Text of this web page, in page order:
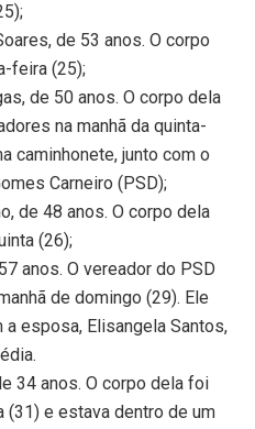
de 53 anos. O corpo
feira (25);
de 50 anos. O corpo dela
na manhã da quinta-
caminhonete, junto com o
Carneiro (PSD);
de 48 anos. O corpo dela
(26);
anos. O vereador do PSD
de domingo (29). Ele
esposa, Elisangela Santos,
34 anos. O corpo dela foi
e estava dentro de um